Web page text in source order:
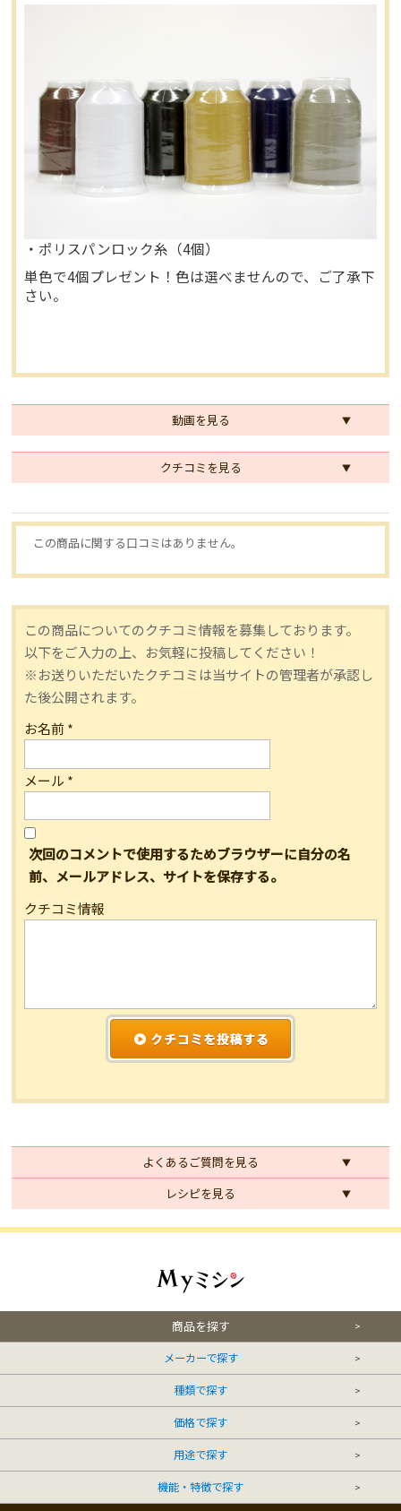
・ポリスパンロック糸（4個）
単色で4個プレゼント！色は選べませんので、ご了承下
さい。
動画を見る
クチコミを見る
この商品に関する口コミはありません。
この商品についてのクチコミ情報を募集しております。
以下をご入力の上、お気軽に投稿してください！
※お送りいただいたクチコミは当サイトの管理者が承認し
た後公開されます。
お名前*
メール *
次回のコメントで使用するためブラウザーに自分の名
前、メールアドレス、サイトを保存する。
クチコミ情報
よくあるご質問を見る
レシピを見る
商品を探す
メーカーで探す
種類で探す
価格で探す
用途で探す
機能・特徴で探す